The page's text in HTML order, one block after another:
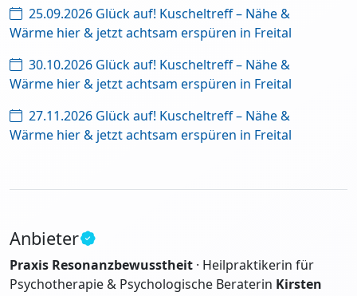
25.09.2026 Glück auf! Kuscheltreff – Nähe &
Wärme hier & jetzt achtsam erspüren in Freital
30.10.2026 Glück auf! Kuscheltreff – Nähe &
Wärme hier & jetzt achtsam erspüren in Freital
27.11.2026 Glück auf! Kuscheltreff – Nähe &
Wärme hier & jetzt achtsam erspüren in Freital
Anbieter
Praxis Resonanzbewusstheit · Heilpraktikerin für
Psychotherapie & Psychologische Beraterin Kirsten